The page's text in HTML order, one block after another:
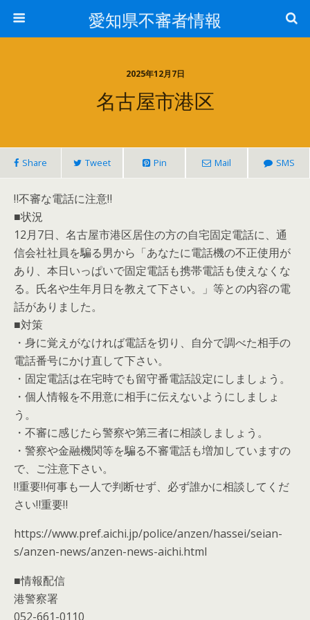
愛知県不審者情報
2025年12月7日
名古屋市港区
Share Tweet Pin Mail SMS
‼不審な電話に注意‼
■状況
12月7日、名古屋市港区居住の方の自宅固定電話に、通
信会社社員を騙る男から「あなたに電話機の不正使用が
あり、本日いっぱいで固定電話も携帯電話も使えなくな
る。氏名や生年月日を教えて下さい。」等との内容の電
話がありました。
■対策
・身に覚えがなければ電話を切り、自分で調べた相手の
電話番号にかけ直して下さい。
・固定電話は在宅時でも留守番電話設定にしましょう。
・個人情報を不用意に相手に伝えないようにしましょ
う。
・不審に感じたら警察や第三者に相談しましょう。
・警察や金融機関等を騙る不審電話も増加していますの
で、ご注意下さい。
‼重要‼何事も一人で判断せず、必ず誰かに相談してくだ
さい‼重要‼
https://www.pref.aichi.jp/police/anzen/hassei/seian-
s/anzen-news/anzen-news-aichi.html
■情報配信
港警察署
052-661-0110